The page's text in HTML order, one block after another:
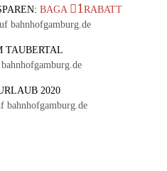
BAGA 1RABATT
bahnhofgamburg.de
TAUBERTAL
2020
bahnhofgamburg.de